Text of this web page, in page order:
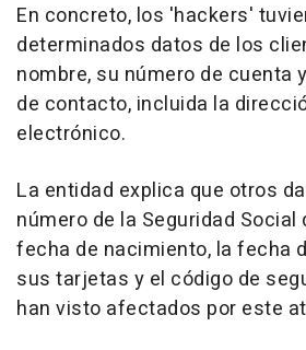
En concreto, los 'hackers'
determinados datos de los
nombre, su número de cuenta
de contacto, incluida la
electrónico.
La entidad explica que otros
número de la Seguridad
fecha de nacimiento, la fecha
sus tarjetas y el código de
han visto afectados por este